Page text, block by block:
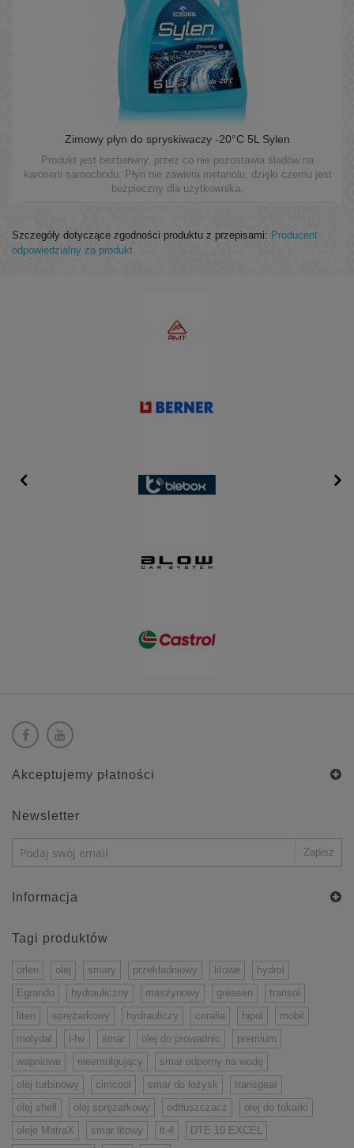
Zimowy płyn do spryskiwaczy -20°C 5L Sylen
Produkt jest bezbarwny, przez co nie pozostawia śladów na
karoserii samochodu. Płyn nie zawiera metanolu, dzięki czemu jest
bezpieczny dla użytkownika.
Szczegóły dotyczące zgodności produktu z przepisami: Producent
odpowiedzialny za produkt
Akceptujemy płatności
Newsletter
Informacja
Tagi produktów
orlen olej smary przekładniowy litowe
hydrol
Egrando
hydrauliczny maszynowy greasen
transol
liten
sprężarkowy hydrauliczy coralia hipol
mobil
molydal
l-hv smar olej do prowadnic
premium
wapniowe
nieemulgujący
smar odporny na wodę
olej turbinowy
cimcool smar do łożysk
transgear
olej shell
olej sprężarkowy odtłuszczacz
olej do tokarki
oleje MatraX
smar litowy łt-4
DTE 10 EXCEL